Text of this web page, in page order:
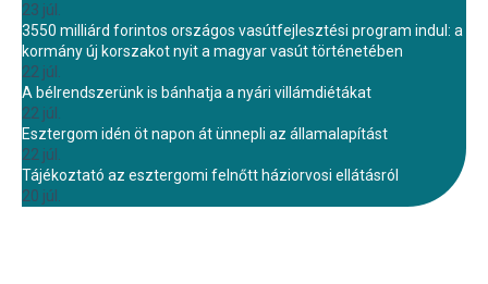
23 júl.
3550 milliárd forintos országos vasútfejlesztési program indul: a
kormány új korszakot nyit a magyar vasút történetében
22 júl.
A bélrendszerünk is bánhatja a nyári villámdiétákat
22 júl.
Esztergom idén öt napon át ünnepli az államalapítást
22 júl.
Tájékoztató az esztergomi felnőtt háziorvosi ellátásról
20 júl.